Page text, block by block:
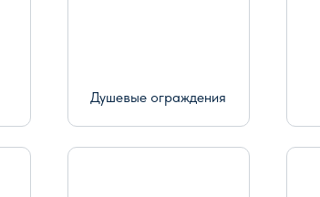
Душевые ограждения